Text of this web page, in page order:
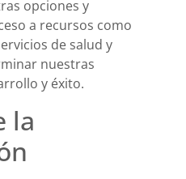
opciones y
a recursos como
de salud y
nuestras
y éxito.
la